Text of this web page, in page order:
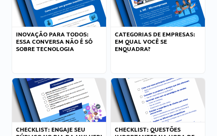
INOVAÇÃO PARA TODOS:
ESSA CONVERSA NÃO É SÓ
SOBRE TECNOLOGIA
CATEGORIAS DE EMPRESAS:
EM QUAL VOCÊ SE
ENQUADRA?
CHECKLIST: ENGAJE SEU
CHECKLIST: QUESTÕES